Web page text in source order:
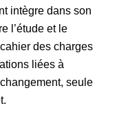
intègre dans son
l’étude et le
des charges
liées à
seule